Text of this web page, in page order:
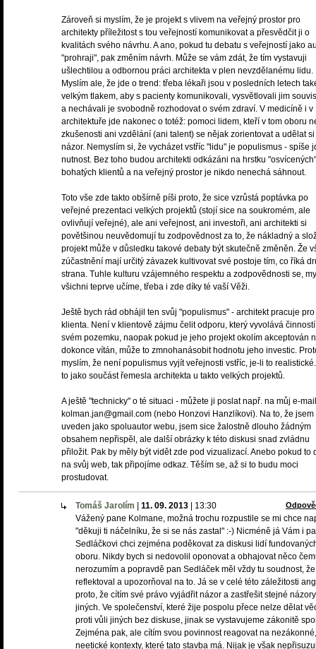
Zároveň si myslím, že je projekt s vlivem na veřejný prostor pro
architekty příležitost s tou veřejností komunikovat a přesvědčit ji o
kvalitách svého návrhu. A ano, pokud tu debatu s veřejností jako
"prohraji", pak změním návrh. Může se vám zdát, že tím vystavuji
ušlechtilou a odbornou práci architekta v plen nevzdělanému lidu.
Myslím ale, že jde o trend: třeba lékaři jsou v posledních letech
velkým tlakem, aby s pacienty komunikovali, vysvětlovali jim
a nechávali je svobodně rozhodovat o svém zdraví. V medicíně i v
architektuře jde nakonec o totéž: pomoci lidem, kteří v tom oboru
zkušenosti ani vzdělání (ani talent) se nějak zorientovat a udělat si
názor. Nemyslím si, že vycházet vstříc "lidu" je populismus - spíše
nutnost. Bez toho budou architekti odkázáni na hrstku "osvícených"
bohatých klientů a na veřejný prostor je nikdo nenechá sáhnout.
Toto vše zde takto obšírně píši proto, že sice vzrůstá poptávka po
veřejné prezentaci velkých projektů (stojí sice na soukromém, ale
ovlivňují veřejné), ale ani veřejnost, ani investoři, ani architekti si
povětšinou neuvědomují tu zodpovědnost za to, že nákladný a
projekt může v důsledku takové debaty být skutečně změněn. Že
zúčastnění mají určitý závazek kultivovat své postoje tím, co říká
strana. Tuhle kulturu vzájemného respektu a zodpovědnosti se,
všichni teprve učíme, třeba i zde díky té vaší Věži.
Ještě bych rád obhájil ten svůj "populismus" - architekt pracuje pro
klienta. Není v klientově zájmu čelit odporu, který vyvolává
svém pozemku, naopak pokud je jeho projekt okolím akceptován
dokonce vítán, může to zmnohanásobit hodnotu jeho investic.
myslím, že není populismus vyjít veřejnosti vstříc, je-li to
to jako součást řemesla architekta u takto velkých projektů.
A ještě "technicky" o té situaci - můžete ji poslat např. na můj e-
kolman.jan@gmail.com (nebo Honzovi Hanzlíkovi). Na to, že jsem
uveden jako spoluautor webu, jsem sice žalostně dlouho žádným
obsahem nepřispěl, ale další obrázky k této diskusi snad zvládnu
přiložit. Pak by měly být vidět zde pod vizualizací. Anebo pokud to
na svůj web, tak připojíme odkaz. Těším se, až si to budu moci
prostudovat.
Tomáš Jarolím 11. 09. 2013 13:30
Vážený pane Kolmane, možná trochu rozpustile se mi chce
"děkuji ti náčelníku, že si se nás zastal" :-) Nicméně já Vám i
Sedláčkovi chci zejména poděkovat za diskusi lidí
oboru. Nikdy bych si nedovolil oponovat a obhajovat něco
nerozumím a popravdě pan Sedláček měl vždy tu soudnost,
reflektoval a upozorňoval na to. Já se v celé této záležitosti
proto, že cítím své právo vyjádřit názor a zastřešit stejné názory
jiných. Ve společenství, které žije pospolu přece nelze dělat
proti vůli jiných bez diskuse, jinak se vystavujeme zákonitě
Zejména pak, ale cítím svou povinnost reagovat na
neetické kontexty, které tato stavba má. Nijak je však